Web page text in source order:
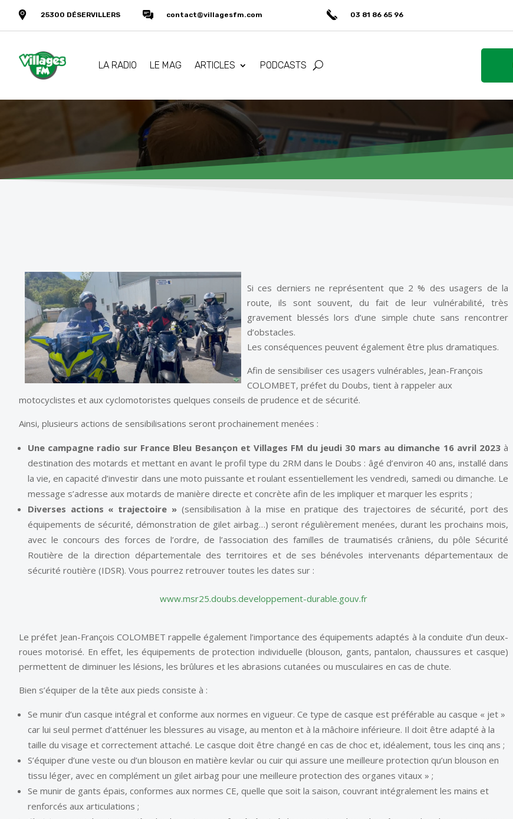
25300 DÉSERVILLERS contact@villagesfm.com 03 81 86 65 96
LA RADIO LE MAG ARTICLES PODCASTS
Si ces derniers ne représentent que 2 % des usagers de la
route, ils sont souvent, du fait de leur vulnérabilité, très
gravement blessés lors d’une simple chute sans rencontrer
d’obstacles.
Les conséquences peuvent également être plus dramatiques.
Afin de sensibiliser ces usagers vulnérables, Jean-François
COLOMBET, préfet du Doubs, tient à rappeler aux
motocyclistes et aux cyclomotoristes quelques conseils de prudence et de sécurité.
Ainsi, plusieurs actions de sensibilisations seront prochainement menées :
Une campagne radio sur France Bleu Besançon et Villages FM du jeudi 30 mars au dimanche 16 avril 2023à
destination des motards et mettant en avant le profil type du 2RM dans le Doubs : âgé d’environ 40 ans, installé dans
la vie, en capacité d’investir dans une moto puissante et roulant essentiellement les vendredi, samedi ou dimanche. Le
message s’adresse aux motards de manière directe et concrète afin de les impliquer et marquer les esprits ;
Diverses actions « trajectoire »(sensibilisation à la mise en pratique des trajectoires de sécurité, port des
équipements de sécurité, démonstration de gilet airbag…) seront régulièrement menées, durant les prochains mois,
avec le concours des forces de l’ordre, de l’association des familles de traumatisés crâniens, du pôle Sécurité
Routière de la direction départementale des territoires et de ses bénévoles intervenants départementaux de
sécurité routière (IDSR). Vous pourrez retrouver toutes les dates sur :
www.msr25.doubs.developpement-durable.gouv.fr
Le préfet Jean-François COLOMBET rappelle également l’importance des équipements adaptés à la conduite d’un deux-
roues motorisé. En effet, les équipements de protection individuelle (blouson, gants, pantalon, chaussures et casque)
permettent de diminuer les lésions, les brûlures et les abrasions cutanées ou musculaires en cas de chute.
Bien s’équiper de la tête aux pieds consiste à :
Se munir d’un casque intégral et conforme aux normes en vigueur. Ce type de casque est préférable au casque « jet »
car lui seul permet d’atténuer les blessures au visage, au menton et à la mâchoire inférieure. Il doit être adapté à la
taille du visage et correctement attaché. Le casque doit être changé en cas de choc et, idéalement, tous les cinq ans ;
S’équiper d’une veste ou d’un blouson en matière kevlar ou cuir qui assure une meilleure protection qu’un blouson en
tissu léger, avec en complément un gilet airbag pour une meilleure protection des organes vitaux » ;
Se munir de gants épais, conformes aux normes CE, quelle que soit la saison, couvrant intégralement les mains et
renforcés aux articulations ;